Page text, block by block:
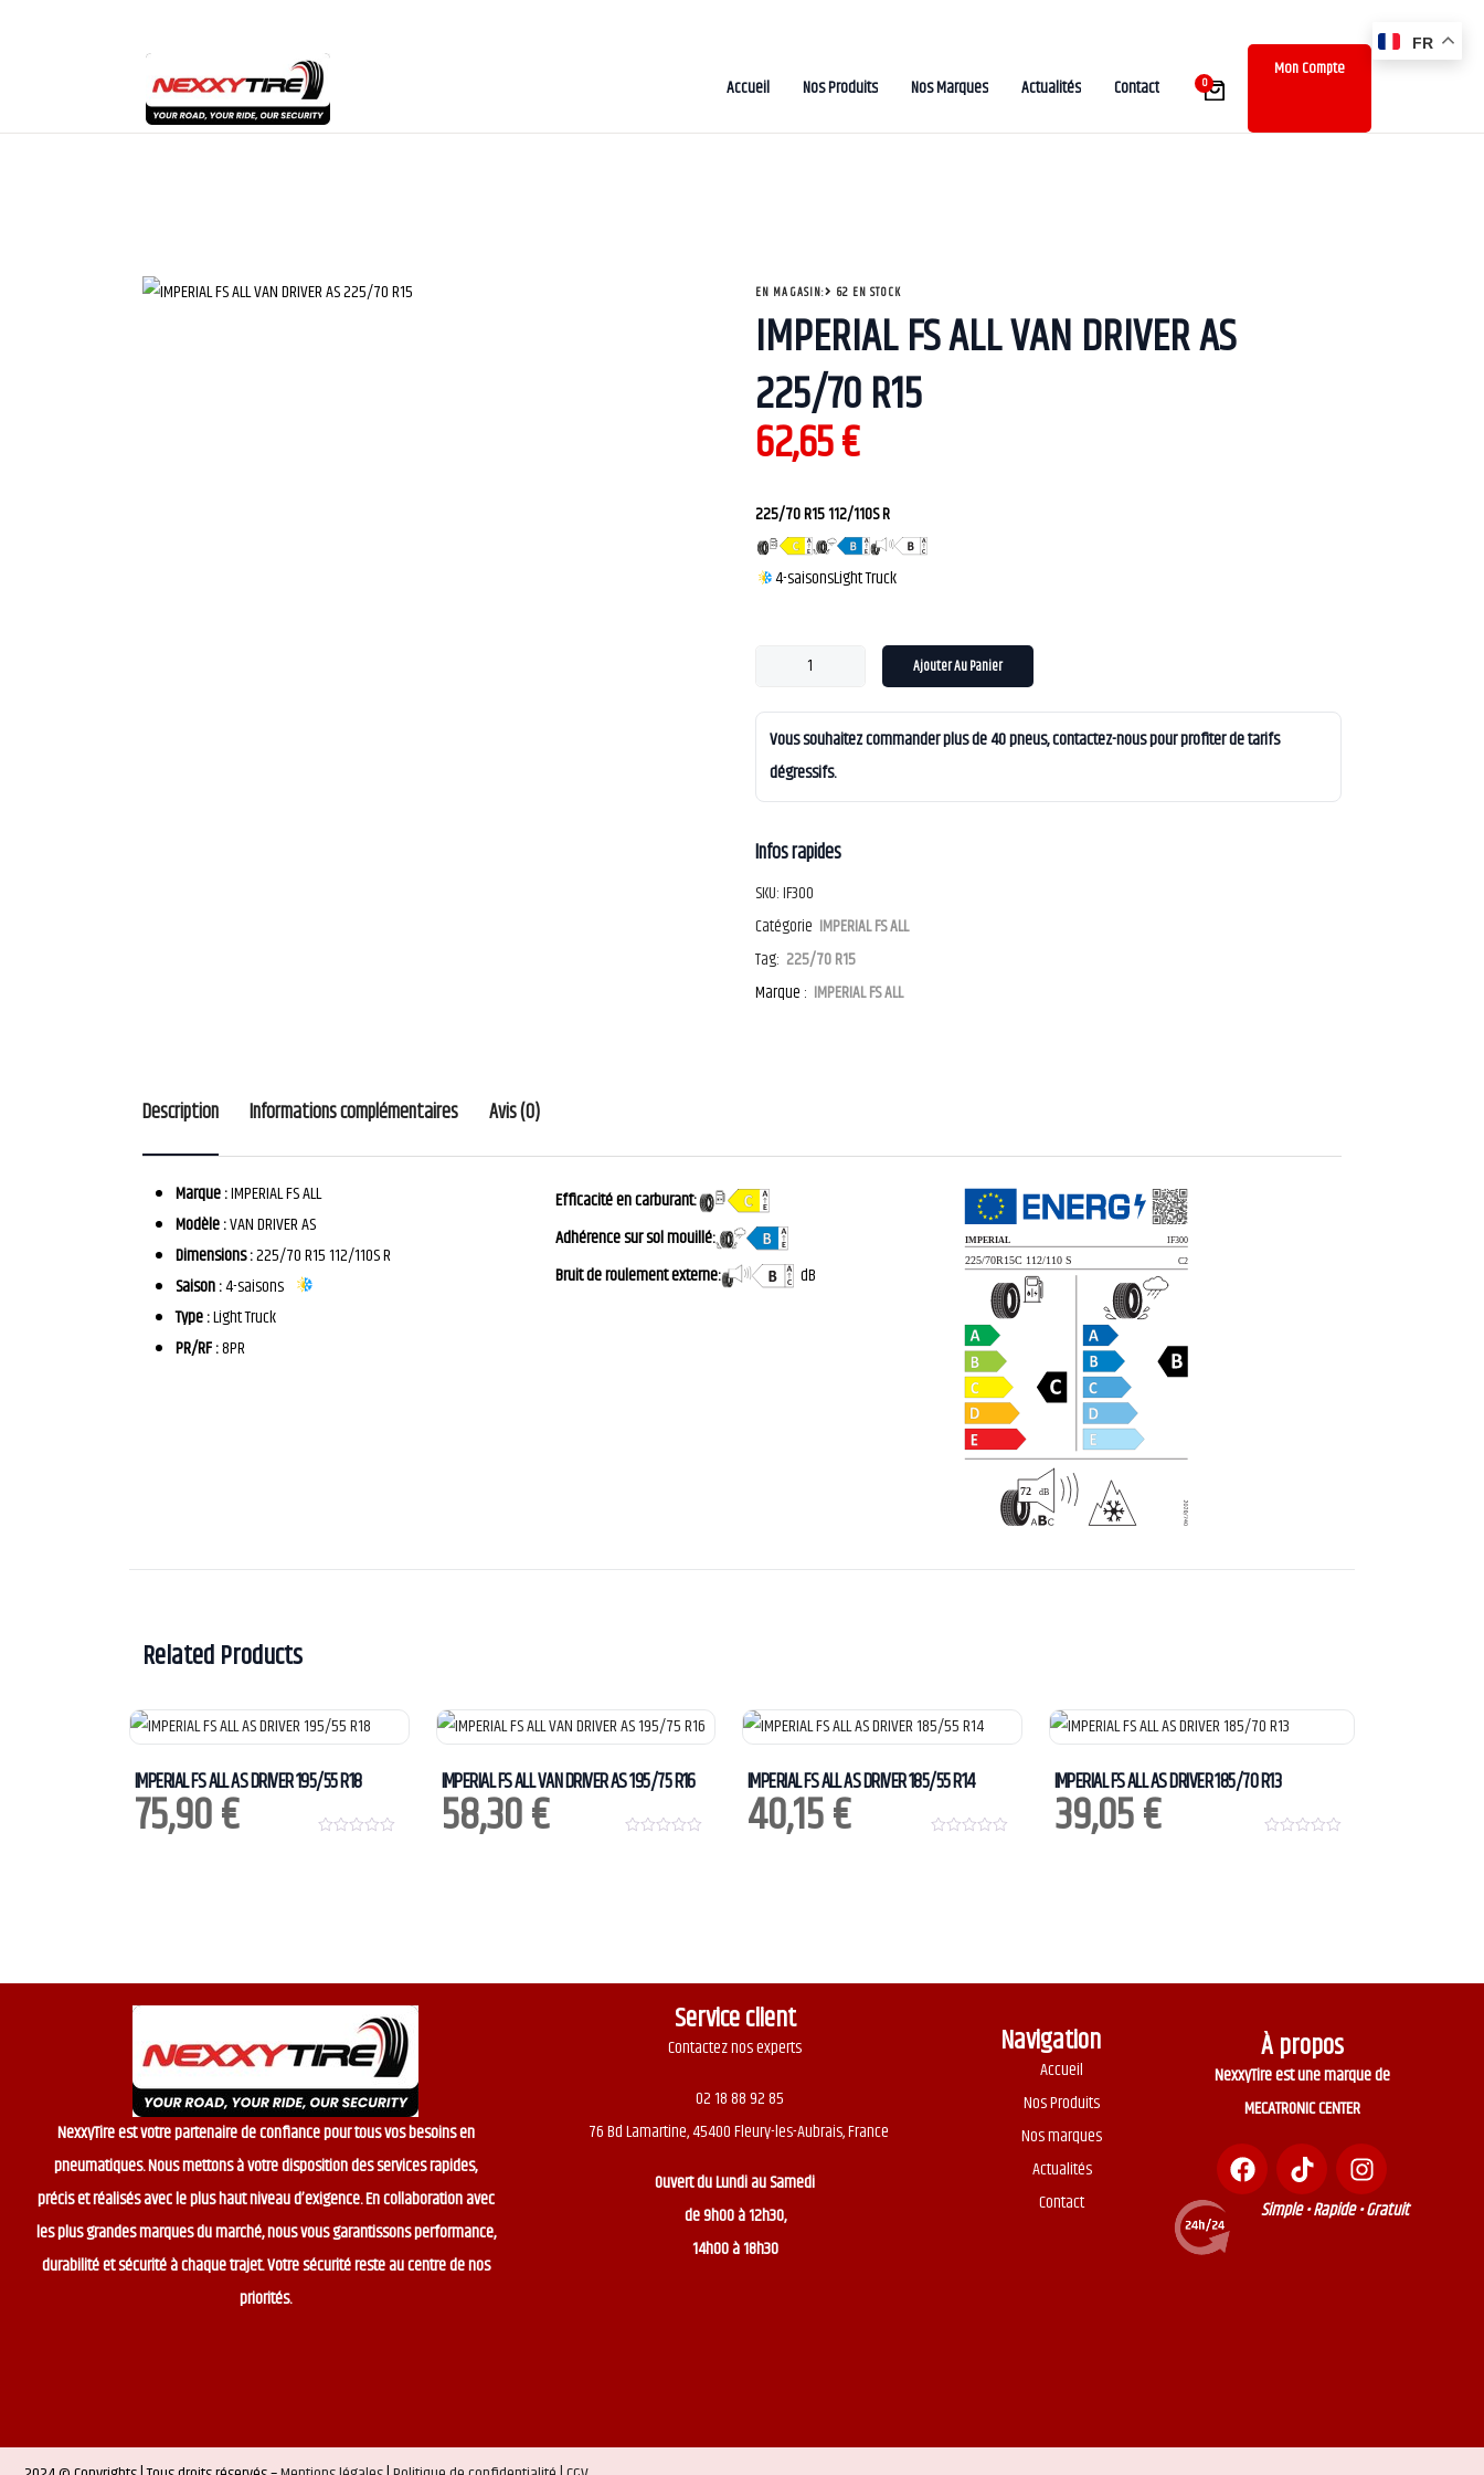
Mon Compte
0
Accueil Nos Produits Nos Marques Actualités Contact
EN MAGASIN: 62 EN STOCK
IMPERIAL FS ALL VAN DRIVER AS
225/70 R15
62,65€
225/70 R15 112/110S R
4-saisonsLight Truck
Ajouter Au Panier
Vous souhaitez commander plus de 40 pneus, contactez-nous pour profiter de tarifs
dégressifs.
Infos rapides
SKU:IF300
Catégorie IMPERIAL FS ALL
Tag: 225/70 R15
Marque : IMPERIAL FS ALL
Description Informations complémentaires Avis (0)
Marque :IMPERIAL FS ALL
Modèle :VAN DRIVER AS
Dimensions :225/70 R15 112/110S R
Saison :4-saisons
Type :Light Truck
PR/RF :8PR
Efficacité en carburant:
Adhérence sur sol mouillé:
Bruit de roulement externe:
dB
Related Products
IMPERIAL FS ALL AS DRIVER 195/55 R18
75,90€ IMPERIAL FS ALL VAN DRIVER AS 195/75 R16
58,30€ IMPERIAL FS ALL AS DRIVER 185/55 R14
40,15€ IMPERIAL FS ALL AS DRIVER 185/70 R13
39,05€
NexxyTire est votre partenaire de confiance pour tous vos besoins en
pneumatiques. Nous mettons à votre disposition des services rapides,
précis et réalisés avec le plus haut niveau d’exigence. En collaboration avec
les plus grandes marques du marché, nous vous garantissons performance,
durabilité et sécurité à chaque trajet. Votre sécurité reste au centre de nos
priorités.
Service client
Contactez nos experts
02 18 88 92 85
76 Bd Lamartine, 45400 Fleury-les-Aubrais, France
Ouvert duLundi au Samedi
de 9h00 à 12h30,
14h00 à 18h30
Navigation
Accueil
Nos Produits
Nos marques
Actualités
Contact
À propos
NexxyTire est une marque de
MECATRONIC CENTER
Simple • Rapide • Gratuit
FR